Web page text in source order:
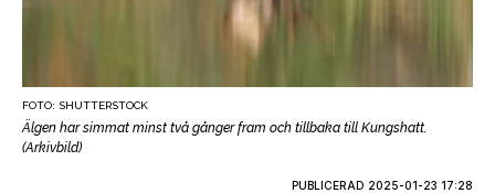
FOTO: SHUTTERSTOCK
Älgen har simmat minst två gånger fram och tillbaka till Kungshatt.
(Arkivbild)
PUBLICERAD 2025-01-23 17:28